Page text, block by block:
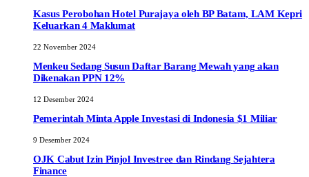
Kasus Perobohan Hotel Purajaya oleh BP Batam, LAM Kepri
Keluarkan 4 Maklumat
22 November 2024
Menkeu Sedang Susun Daftar Barang Mewah yang akan
Dikenakan PPN 12%
12 Desember 2024
Pemerintah Minta Apple Investasi di Indonesia $1 Miliar
9 Desember 2024
OJK Cabut Izin Pinjol Investree dan Rindang Sejahtera
Finance